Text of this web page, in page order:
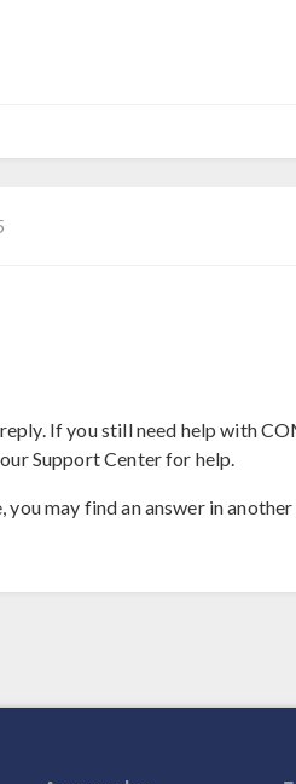
If you still need help with
Support Center for help.
may find an answer in